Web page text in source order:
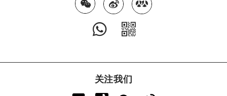
关注我们